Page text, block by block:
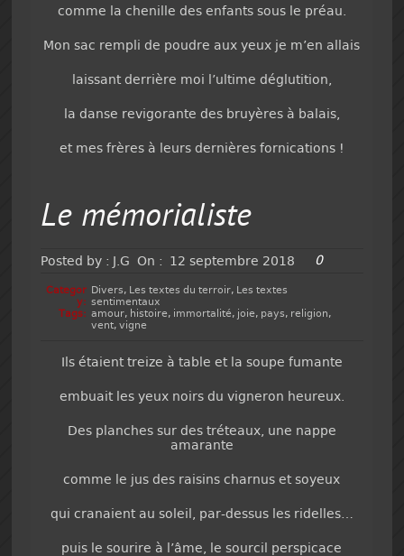
comme la chenille des enfants sous le préau.
Mon sac rempli de poudre aux yeux je m’en allais
laissant derrière moi l’ultime déglutition,
la danse revigorante des bruyères à balais,
et mes frères à leurs dernières fornications !
Le mémorialiste
Posted by : J.G On : 12 septembre 2018 0
Categor
y:
Divers, Les textes du terroir, Les textes
sentimentaux
Tags: amour, histoire, immortalité, joie, pays, religion,
vent,vigne
Ils étaient treize à table et la soupe fumante
embuait les yeux noirs du vigneron heureux.
Des planches sur des tréteaux, une nappe
amarante
comme le jus des raisins charnus et soyeux
qui cranaient au soleil, par-dessus les ridelles…
puis le sourire à l’âme, le sourcil perspicace